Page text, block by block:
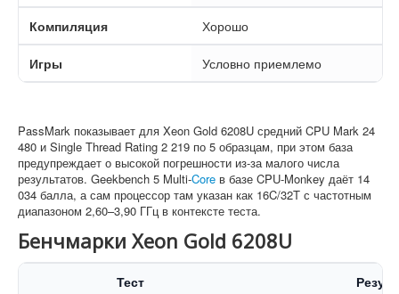
Компиляция Хорошо
Игры Условно приемлемо
PassMark показывает для Xeon Gold 6208U средний CPU Mark 24
480 и Single Thread Rating 2 219 по 5 образцам, при этом база
предупреждает о высокой погрешности из-за малого числа
результатов. Geekbench 5 Multi-Core в базе CPU-Monkey даёт 14
034 балла, а сам процессор там указан как 16C/32T с частотным
диапазоном 2,60–3,90 ГГц в контексте теста.
Бенчмарки Xeon Gold 6208U
Тест